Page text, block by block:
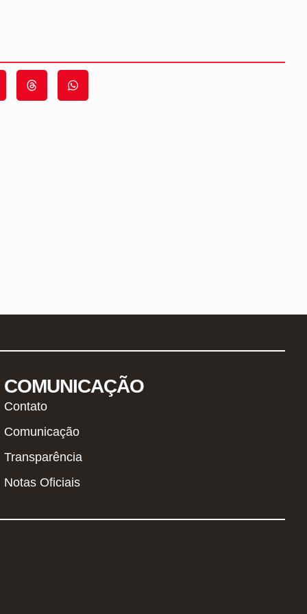
COMUNICAÇÃO
Contato
Comunicação
Transparência
Notas Oficiais